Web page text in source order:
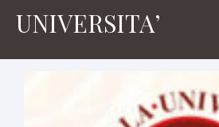
UNIVERSITA’